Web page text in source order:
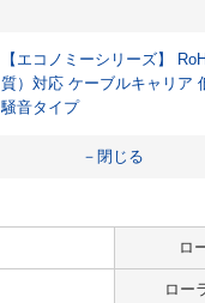
【エコノミーシリーズ】
質）対応 ケーブルキャリア
騒音タイプ
－閉じる
ロ
ロー